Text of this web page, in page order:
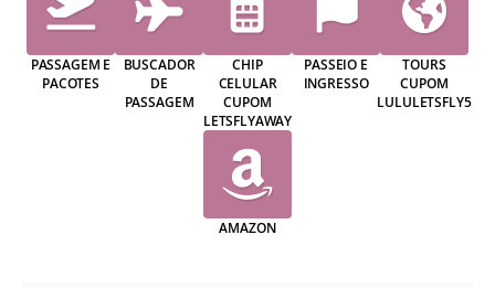
PASSAGEM E
PACOTES
BUSCADOR
DE
PASSAGEM
CHIP
CELULAR
CUPOM
LETSFLYAWAY
PASSEIO E
INGRESSO
TOURS
CUPOM
LULULETSFLY5
AMAZON